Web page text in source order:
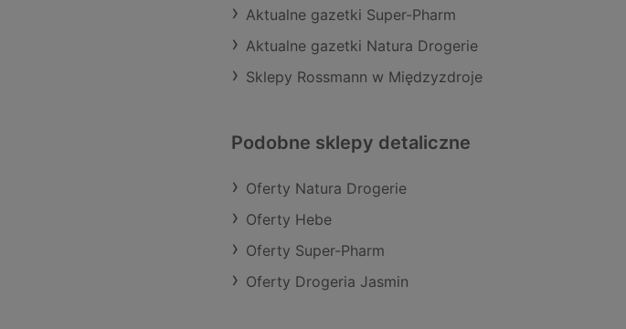
Aktualne gazetki Super-Pharm
Aktualne gazetki Natura Drogerie
Sklepy Rossmann w Międzyzdroje
Podobne sklepy detaliczne
Oferty Natura Drogerie
Oferty Hebe
Oferty Super-Pharm
Oferty Drogeria Jasmin